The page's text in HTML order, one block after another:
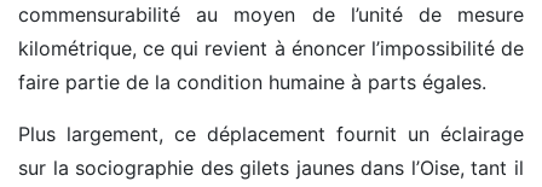
commensurabilité au moyen de l’unité de mesure
kilométrique, ce qui revient à énoncer l’impossibilité de
faire partie de la condition humaine à parts égales.
Plus largement, ce déplacement fournit un éclairage
sur la sociographie des gilets jaunes dans l’Oise, tant il